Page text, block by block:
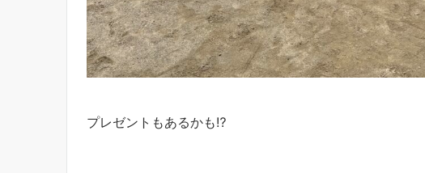
プレゼントもあるかも⁉︎